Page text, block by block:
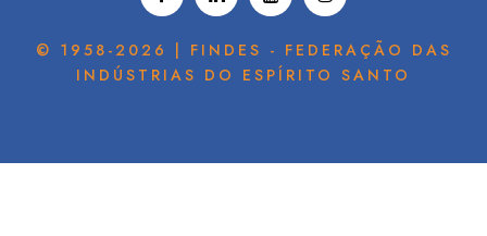
© 1958-2026 | FINDES - FEDERAÇÃO DAS
INDÚSTRIAS DO ESPÍRITO SANTO